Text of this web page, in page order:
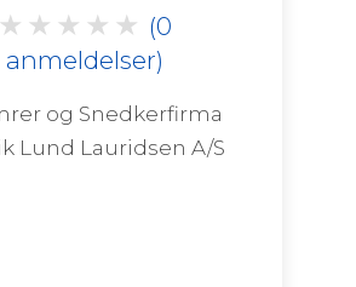
★ ★ ★ ★ ★ (0
anmeldelser)